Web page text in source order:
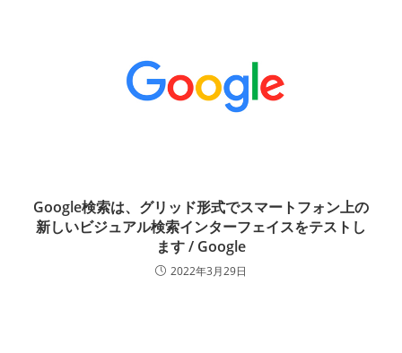
Google検索は、グリッド形式でスマートフォン上の
新しいビジュアル検索インターフェイスをテストし
ます / Google
2022年3月29日